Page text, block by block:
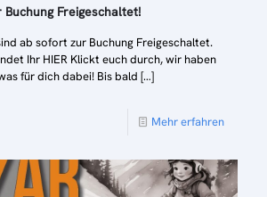
Freigeschaltet!
ab sofort zur Buchung Freigeschaltet.
Ihr HIER Klickt euch durch, wir haben
für dich dabei! Bis bald […]
Mehr erfahren